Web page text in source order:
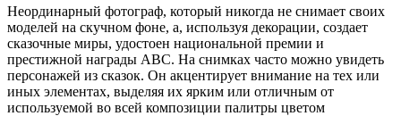
Неординарный фотограф, который никогда не снимает своих
моделей на скучном фоне, а, используя декорации, создает
сказочные миры, удостоен национальной премии и
престижной награды АВС. На снимках часто можно увидеть
персонажей из сказок. Он акцентирует внимание на тех или
иных элементах, выделяя их ярким или отличным от
используемой во всей композиции палитры цветом